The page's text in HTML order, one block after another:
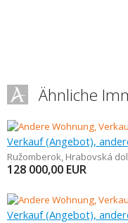
Ähnliche
Verkauf (Angebot),
Ružomberok, Hrabovská
128 000,00 EUR
Verkauf (Angebot),